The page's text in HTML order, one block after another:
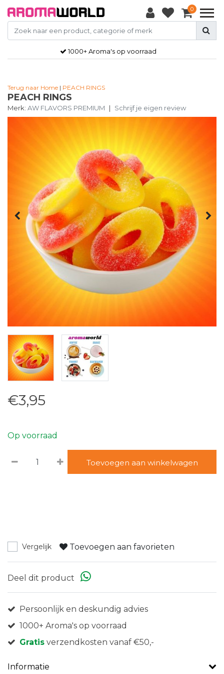
0
1000+ Aroma's op voorraad
Terug naar Home | PEACH RINGS
PEACH RINGS
Merk: AW FLAVORS PREMIUM | Schrijf je eigen review
€3,95
Op voorraad
Toevoegen aan winkelwagen
Vergelijk Toevoegen aan favorieten
Deel dit product
Persoonlijk en deskundig advies
1000+ Aroma's op voorraad
Gratis verzendkosten vanaf €50,-
Informatie